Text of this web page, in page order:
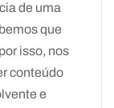
de uma
que
isso, nos
conteúdo
e